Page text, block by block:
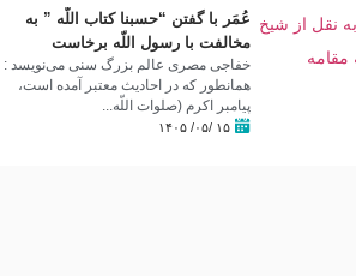
عُمَر با گفتن “حسبنا كتاب اللّه ” به
مخالفت با رسول اللّه برخاست
خفاجی مصری عالم بزرگ سنی می‌نویسد :
همانطور که در احادیث معتبر آمده است،
پیامبر اکرم (صلوات اللّه...
۱۵ /۰۵/ ۱۴۰۵